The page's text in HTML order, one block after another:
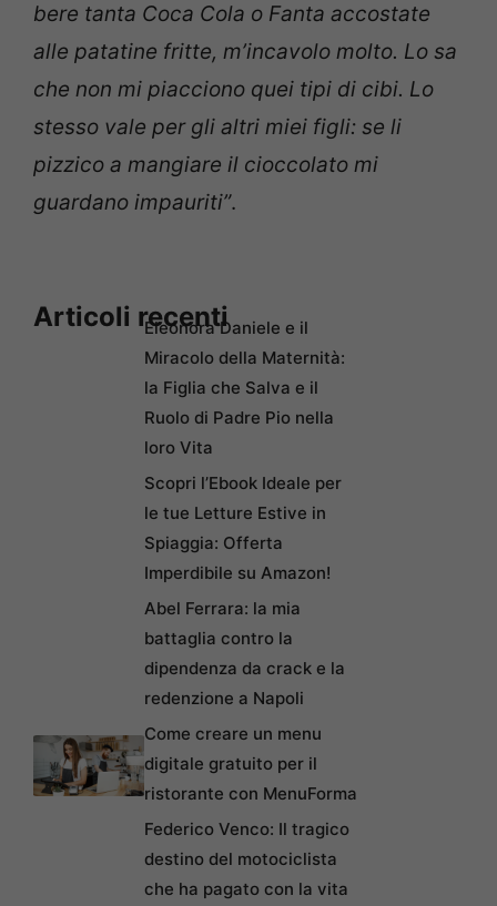
bere tanta Coca Cola o Fanta accostate
alle patatine fritte, m’incavolo molto. Lo sa
che non mi piacciono quei tipi di cibi. Lo
stesso vale per gli altri miei figli: se li
pizzico a mangiare il cioccolato mi
guardano impauriti”.
Articoli recentiEleonora Daniele e il
Miracolo della Maternità:
la Figlia che Salva e il
Ruolo di Padre Pio nella
loro Vita
Scopri l’Ebook Ideale per
le tue Letture Estive in
Spiaggia: Offerta
Imperdibile su Amazon!
Abel Ferrara: la mia
battaglia contro la
dipendenza da crack e la
redenzione a Napoli
Come creare un menu
digitale gratuito per il
ristorante con MenuForma
Federico Venco: Il tragico
destino del motociclista
che ha pagato con la vita